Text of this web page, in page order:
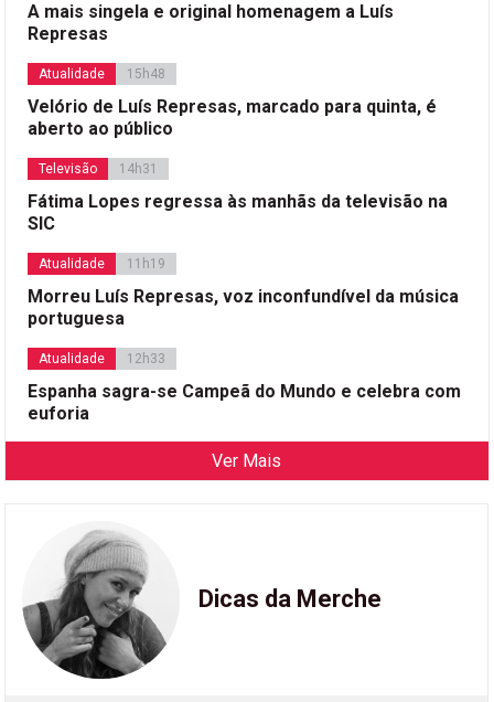
A mais singela e original homenagem a Luís
Represas
Atualidade 15h48
Velório de Luís Represas, marcado para quinta, é
aberto ao público
Televisão 14h31
Fátima Lopes regressa às manhãs da televisão na
SIC
Atualidade 11h19
Morreu Luís Represas, voz inconfundível da música
portuguesa
Atualidade 12h33
Espanha sagra-se Campeã do Mundo e celebra com
euforia
Ver Mais
Dicas da Merche